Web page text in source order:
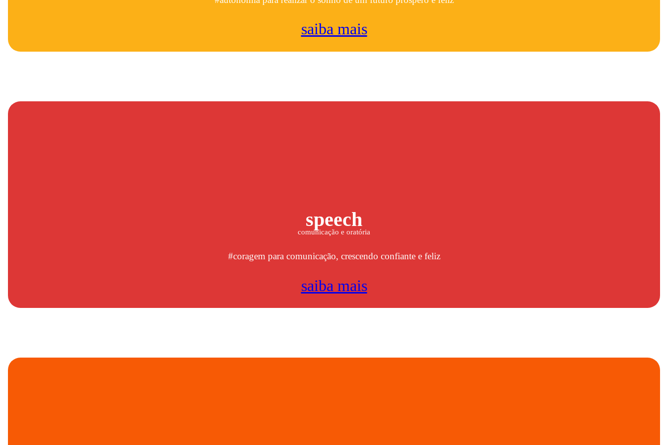
saiba mais
speech
comunicação e oratória
#coragem para comunicação, crescendo confiante e feliz
saiba mais